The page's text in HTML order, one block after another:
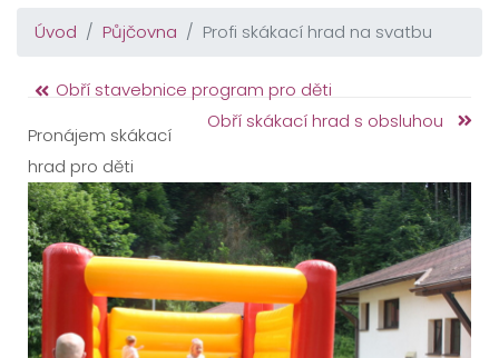
Úvod Půjčovna Profi skákací hrad na svatbu
Obří stavebnice program pro děti
Obří skákací hrad s obsluhou
Pronájem skákací
hrad pro děti